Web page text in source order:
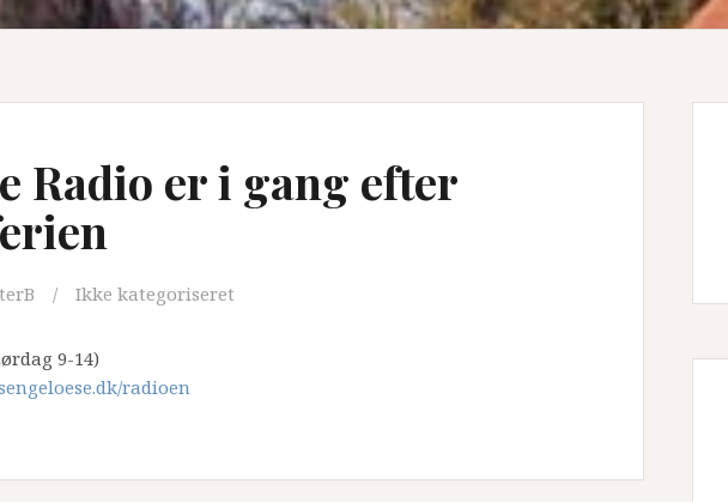
Radio er i gang efter
Ikke kategoriseret
9-14)
radioen